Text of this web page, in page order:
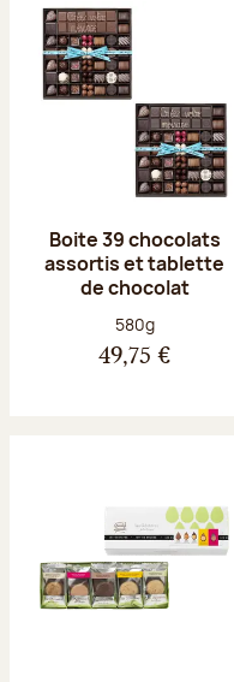
Boite 39 chocolats
assortis et tablette
de chocolat
Poids net :
580g
49,75 €